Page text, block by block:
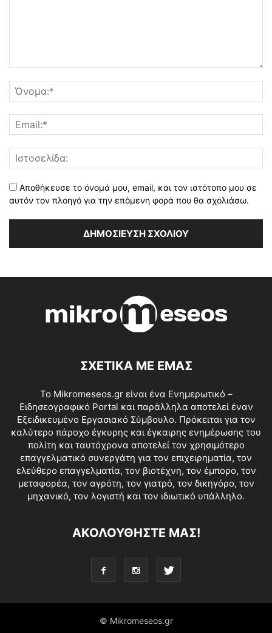
Αποθήκευσε το όνομά μου, email, και τον ιστότοπο μου σε
αυτόν τον πλοηγό για την επόμενη φορά που θα σχολιάσω.
ΣΧΕΤΙΚΑ ΜΕ ΕΜΑΣ
Το Mikromeseos.gr είναι ένα Ενημερωτικό –
Ειδησεογραφικό Portal και παράλληλα αποτελεί έναν
Εξειδικευμένο Εργασιακό Σύμβουλο. Πρόκειται για τον
καλύτερο πάροχο έγκυρης και έγκαιρης ενημέρωσης του
πολίτη και ταυτόχρονα αποτελεί τον χρησιμότερο
επαγγελματικό συνεργάτη για τον επιχειρηματία, τον
ελεύθερο επαγγελματία, τον βιοτέχνη, τον έμπορο, τον
μεταφορέα, τον αγρότη, τον γιατρό, τον δικηγόρο, τον
μηχανικό, τον λογιστή και τον ιδιωτικό υπάλληλο.
ΑΚΟΛΟΥΘΗΣΤΕ ΜΑΣ!
© Mikromeseos.gr